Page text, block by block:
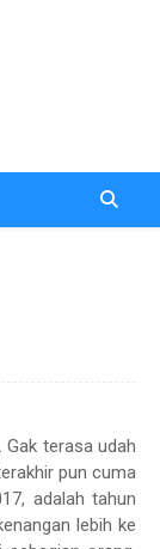
terasa udah
pun cuma
adalah tahun
lebih ke